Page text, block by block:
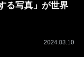
る写真」が世界
2024.03.10